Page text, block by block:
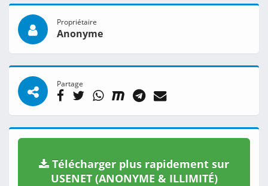
Propriétaire
Anonyme
Partage
Télécharger plus rapidement sur
USENET (ANONYME & ILLIMITÉ)